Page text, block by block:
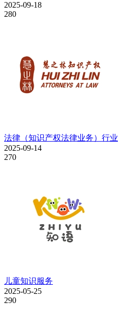
2025-09-18
280
法律（知识产权法律业务）行业
2025-09-14
270
儿童知识服务
2025-05-25
290